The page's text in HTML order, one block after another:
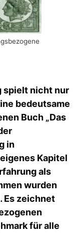
spielt nicht nur
bedeutsame
Buch „Das
in
Kapitel
als
wurden
Es zeichnet
für alle